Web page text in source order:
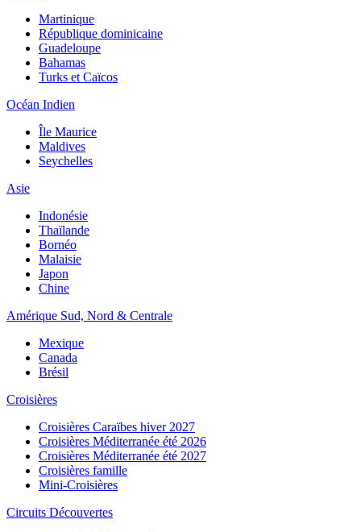
Martinique
République dominicaine
Guadeloupe
Bahamas
Turks et Caïcos
Océan Indien
Île Maurice
Maldives
Seychelles
Asie
Indonésie
Thaïlande
Bornéo
Malaisie
Japon
Chine
Amérique Sud, Nord & Centrale
Mexique
Canada
Brésil
Croisières
Croisières Caraïbes hiver 2027
Croisières Méditerranée été 2026
Croisières Méditerranée été 2027
Croisières famille
Mini-Croisières
Circuits Découvertes